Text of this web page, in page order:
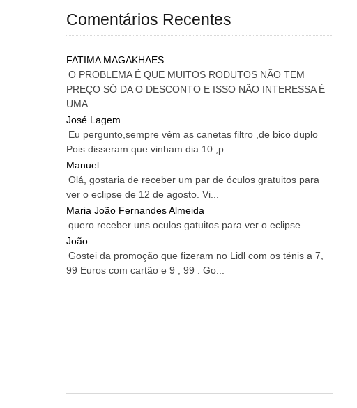
Comentários Recentes
FATIMA MAGAKHAES
O PROBLEMA É QUE MUITOS RODUTOS NÃO TEM
PREÇO SÓ DA O DESCONTO E ISSO NÃO INTERESSA É
UMA...
José Lagem
Eu pergunto,sempre vêm as canetas filtro ,de bico duplo
Pois disseram que vinham dia 10 ,p...
Manuel
Olá, gostaria de receber um par de óculos gratuitos para
ver o eclipse de 12 de agosto. Vi...
Maria João Fernandes Almeida
quero receber uns oculos gatuitos para ver o eclipse
João
Gostei da promoção que fizeram no Lidl com os ténis a 7,
99 Euros com cartão e 9 , 99 . Go...